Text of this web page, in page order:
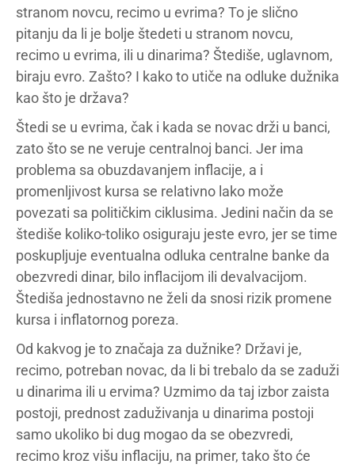
stranom novcu, recimo u evrima? To je slično
pitanju da li je bolje štedeti u stranom novcu,
recimo u evrima, ili u dinarima? Štediše, uglavnom,
biraju evro. Zašto? I kako to utiče na odluke dužnika
kao što je država?
Štedi se u evrima, čak i kada se novac drži u banci,
zato što se ne veruje centralnoj banci. Jer ima
problema sa obuzdavanjem inflacije, a i
promenljivost kursa se relativno lako može
povezati sa političkim ciklusima. Jedini način da se
štediše koliko-toliko osiguraju jeste evro, jer se time
poskupljuje eventualna odluka centralne banke da
obezvredi dinar, bilo inflacijom ili devalvacijom.
Štediša jednostavno ne želi da snosi rizik promene
kursa i inflatornog poreza.
Od kakvog je to značaja za dužnike? Državi je,
recimo, potreban novac, da li bi trebalo da se zaduži
u dinarima ili u ervima? Uzmimo da taj izbor zaista
postoji, prednost zaduživanja u dinarima postoji
samo ukoliko bi dug mogao da se obezvredi,
recimo kroz višu inflaciju, na primer, tako što će